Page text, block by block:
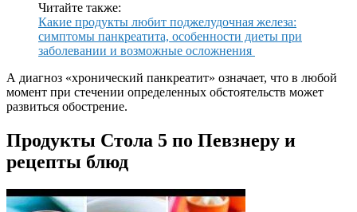
Читайте также:
Какие продукты любит поджелудочная железа:
симптомы панкреатита, особенности диеты при
заболевании и возможные осложнения
А диагноз «хронический панкреатит» означает, что в любой
момент при стечении определенных обстоятельств может
развиться обострение.
Продукты Стола 5 по Певзнеру и
рецепты блюд